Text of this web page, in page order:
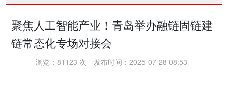
传播党建理论
聚焦人工智能产业！青岛举办融链固链建
链常态化专场对接会
浏览：81123 次 发布时间：2025-07-28 08:53